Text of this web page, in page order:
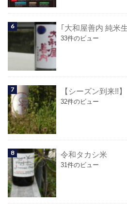
｢大和屋善内 純米
33件のビュー
【シーズン到来!!】
32件のビュー
令和タカシ米
31件のビュー